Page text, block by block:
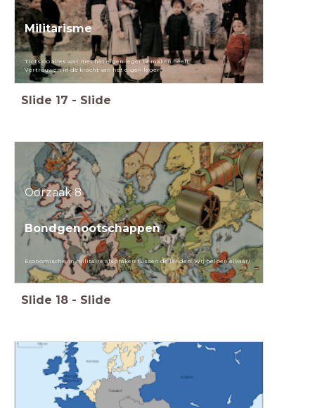
Militarisme
Trots op alles wat met het eigen leger te maken heeft
Vertrouwen in de kracht van het eigen leger
Slide 17 - Slide
Oorzaak 8
Bondgenootschappen
Economische en militaire afspraken tussen de landen: Wij helpen elkaar!
Slide 18 - Slide